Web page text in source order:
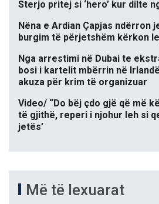
Sterjo pritej si ‘hero’ kur dilte
Nëna e Ardian Çapjas ndërron
burgim të përjetshëm kërkon
Nga arrestimi në Dubai te
bosi i kartelit mbërrin në
akuza për krim të organizuar
Video/ “Do bëj çdo gjë që më
të gjithë, reperi i njohur leh si
jetës’
Më të lexuarat